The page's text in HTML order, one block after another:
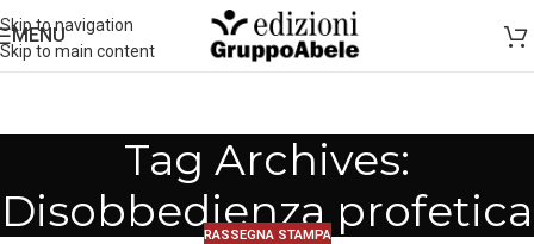
Skip to navigation
Skip to main content
MENU
Tag Archives:
Disobbedienza profetica
RASSEGNA STAMPA